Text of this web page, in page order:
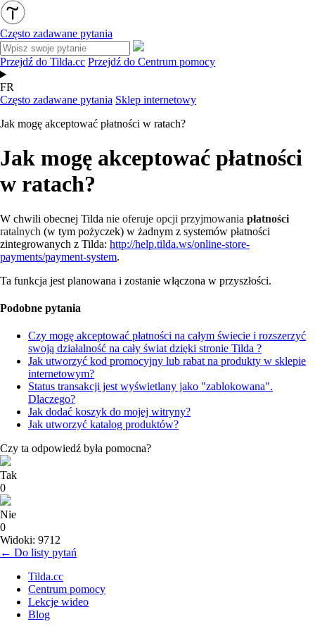
Często zadawane pytania
Przejdź do Tilda.cc Przejdź do Centrum pomocy
FR
Często zadawane pytania Sklep internetowy
Jak mogę akceptować płatności w ratach?
Jak mogę akceptować płatności
w ratach?
W chwili obecnej Tilda nie oferuje opcji przyjmowania płatności
ratalnych (w tym pożyczek) w żadnym z systemów płatności
zintegrowanych z Tilda: http://help.tilda.ws/online-store-
payments/payment-system.
Ta funkcja jest planowana i zostanie włączona w przyszłości.
Podobne pytania
Czy mogę akceptować płatności na całym świecie i rozszerzyć
swoją działalność na cały świat dzięki stronie Tilda ?
Jak utworzyć kod promocyjny lub rabat na produkty w sklepie
internetowym?
Status transakcji jest wyświetlany jako "zablokowana".
Dlaczego?
Jak dodać koszyk do mojej witryny?
Jak utworzyć katalog produktów?
Czy ta odpowiedź była pomocna?
Tak
0
Nie
0
Widoki: 9712
← Do listy pytań
Tilda.cc
Centrum pomocy
Lekcje wideo
Blog